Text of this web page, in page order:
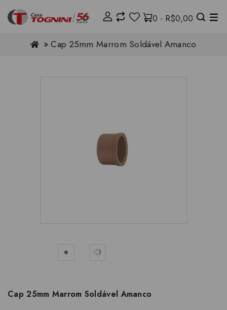
0 - R$0,00
Cap 25mm Marrom Soldável Amanco
Cap 25mm Marrom Soldável Amanco